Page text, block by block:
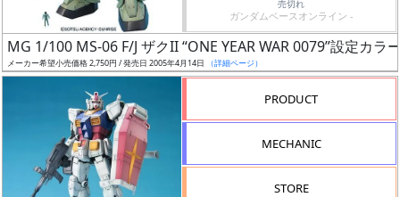
フ
リ
売切れ
ガンダムベースオンライン -
MG 1/100 MS-06 F/J ザクII “ONE YEAR WAR 0079”設定カラ
メーカー希望小売価格 2,750円 / 発売日 2005年4月14日 （詳細ページ）
PRODUCT
MECHANIC
STORE